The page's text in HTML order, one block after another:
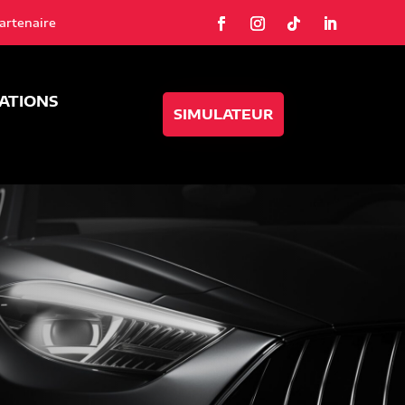
SIMULATEUR